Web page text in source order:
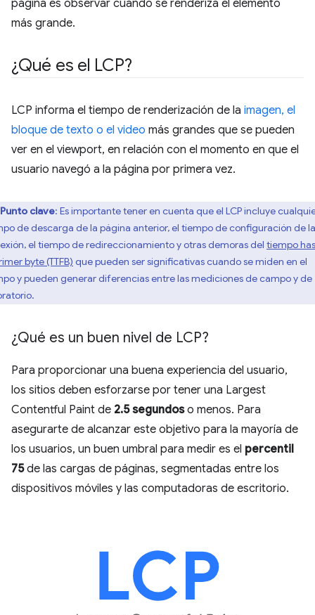
página es observar cuándo se renderiza el elemento
más grande.
¿Qué es el LCP?
LCP informa el tiempo de renderización de la imagen, el
bloque de texto o el video más grandes que se pueden
ver en el viewport, en relación con el momento en que el
usuario navegó a la página por primera vez.
Punto clave: Es importante tener en cuenta que el LCP incluye
de descarga de la página anterior, el tiempo de configuración de la
el tiempo de redireccionamiento y otras demoras del tiempo
byte (TTFB) que pueden ser significativas cuando se miden en el
y pueden generar diferencias entre las mediciones de campo y de
¿Qué es un buen nivel de LCP?
Para proporcionar una buena experiencia del usuario,
los sitios deben esforzarse por tener una Largest
Contentful Paint de 2.5 segundoso menos. Para
asegurarte de alcanzar este objetivo para la mayoría de
los usuarios, un buen umbral para medir es el percentil
75de las cargas de páginas, segmentadas entre los
dispositivos móviles y las computadoras de escritorio.